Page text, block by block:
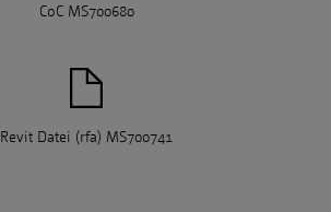
CoC MS700680
Revit Datei (rfa) MS700741